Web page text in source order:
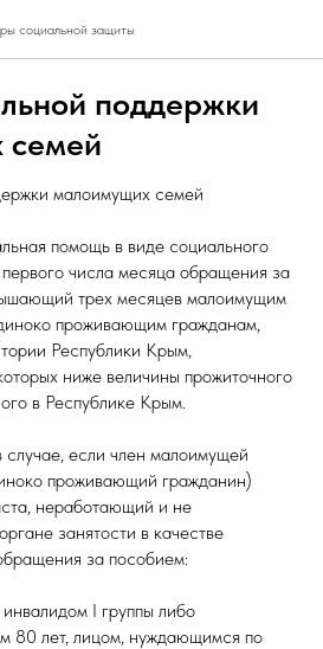
социальной защиты
поддержки
семей
малоимущих семей
помощь в виде социального
числа месяца обращения за
трех месяцев малоимущим
проживающим гражданам,
Республики Крым,
ниже величины прожиточного
в Республике Крым.
если член малоимущей
проживающий гражданин)
неработающий и не
занятости в качестве
за пособием:
I группы либо
80 лет, лицом, нуждающимся по